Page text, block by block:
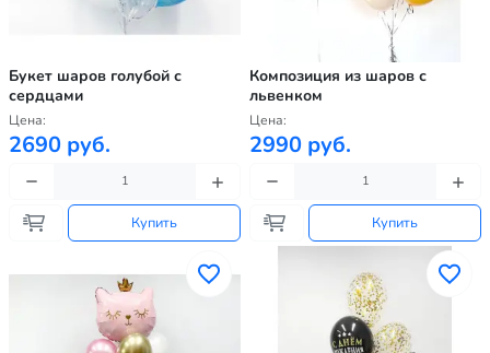
Букет шаров голубой с
сердцами
Цена:
2690 руб.
Купить
Композиция из шаров с
львенком
Цена:
2990 руб.
Купить